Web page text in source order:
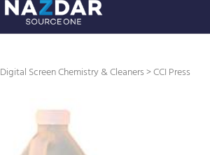
Digital Screen Chemistry & Cleaners> CCI Press